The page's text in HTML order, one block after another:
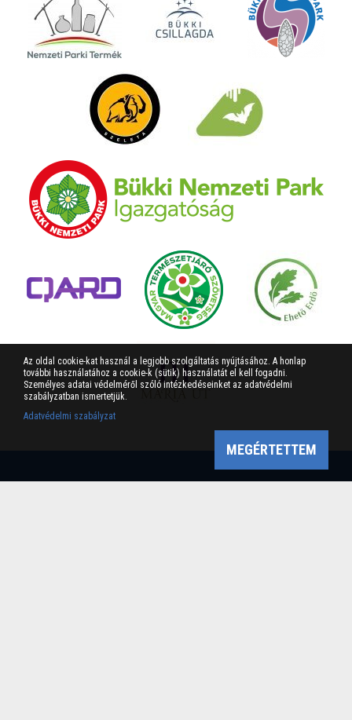
Az oldal cookie-kat használ a legjobb szolgáltatás nyújtásához. A honlap
további használatához a cookie-k (sütik) használatát el kell fogadni.
Személyes adatai védelméről szóló intézkedéseinket az adatvédelmi
szabályzatban ismertetjük.
Adatvédelmi szabályzat
MEGÉRTETTEM